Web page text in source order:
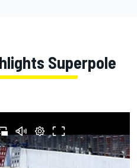
Superpole